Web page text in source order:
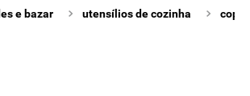
e bazar utensílios de cozinha